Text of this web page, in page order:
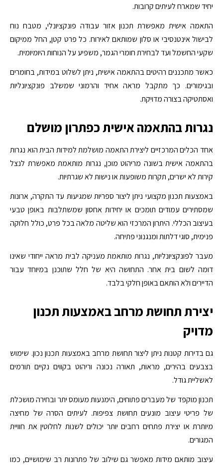
יחיד שמארח לעיתים קרובות.
התאמה אישית מאפשרת תכנון אזור עבודה פונקציונלי, מטבח נוח
לבישול אינטנסיבי או סלון שמותאם לאירוח. כל פרט קטן, החל ממיקום
שקעי החשמל ועד לבחירת חומרי הגמר, משפיע על הנוחות היומיומית.
כאשר מתכננים רהיטים בהתאמה אישית, ניתן לשלוט במידות, בחומרים
ובגימורים. כך מתקבל מראה אחיד והרמוני שמשלב פונקציונליות
ואסתטיקה בצורה מדויקת.
נגרות בהתאמה אישית כפתרון מושלם
אחד הכלים המרכזיים ליצירת התאמה מושלמת למידות הבית הוא נגרות
בהתאמה אישית בשונה מריהוט מוכן, נגרות מותאמת מאפשרת לנצל
קירות לא ישרים, תקרות משופעות או נישות לא שגרתיות.
באמצעות תכנון מקצועי ניתן ליצור ספריות שמגיעות עד התקרה, ארונות
שמסתירים עמודים תומכים או יחידות אחסון שמשתלבות באופן טבעי
בעיצוב הכללי. היתרון המרכזי הוא שליטה מלאה בכל פרט, כולל חלוקה
פנימית, סוגי דלתות ומנגנוני פתיחה.
מעבר לפונקציונליות, נגרות מותאמת מעניקה לבית מראה ייחודי שאינו
דומה לשום בית אחר. התחושה היא של חלל שתוכנן במיוחד עבור
הדיירים ולא הותאם באופן חלקי בלבד.
יצירת תחושת מרחב באמצעות תכנון
מדויק
גם בדירות קטנות ניתן ליצור תחושת מרחב באמצעות תכנון נכון. שימוש
בצבעים בהירים, מראות, תאורה נכונה וריהוט בקווים נקיים תורמים
לאשליית גודל.
תכנון מוקפד של מעברים פתוחים, הימנעות מעומס יתר ובחירה מושכלת
של פריטי עיצוב מונעים תחושת צפיפות. לעיתים הסרה של מחיצה
מיותרת או יצירת פתחים רחבים יותר יכולים לשנות לחלוטין את חוויית
המגורים.
עיצוב מותאם מידות מאפשר גם שילוב של פתרונות רב שימושיים, כמו